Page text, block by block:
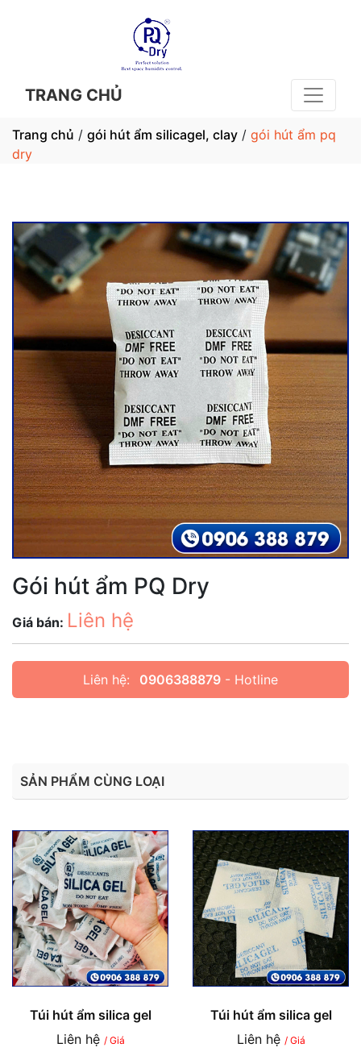
TRANG CHỦ
Trang chủ / gói hút ẩm silicagel, clay / gói hút ẩm pq
dry
Gói hút ẩm PQ Dry
Giá bán: Liên hệ
Liên hệ: 0906388879 - Hotline
SẢN PHẨM CÙNG LOẠI
Túi hút ẩm silica gel
Liên hệ / Giá
Túi hút ẩm silica gel
Liên hệ / Giá